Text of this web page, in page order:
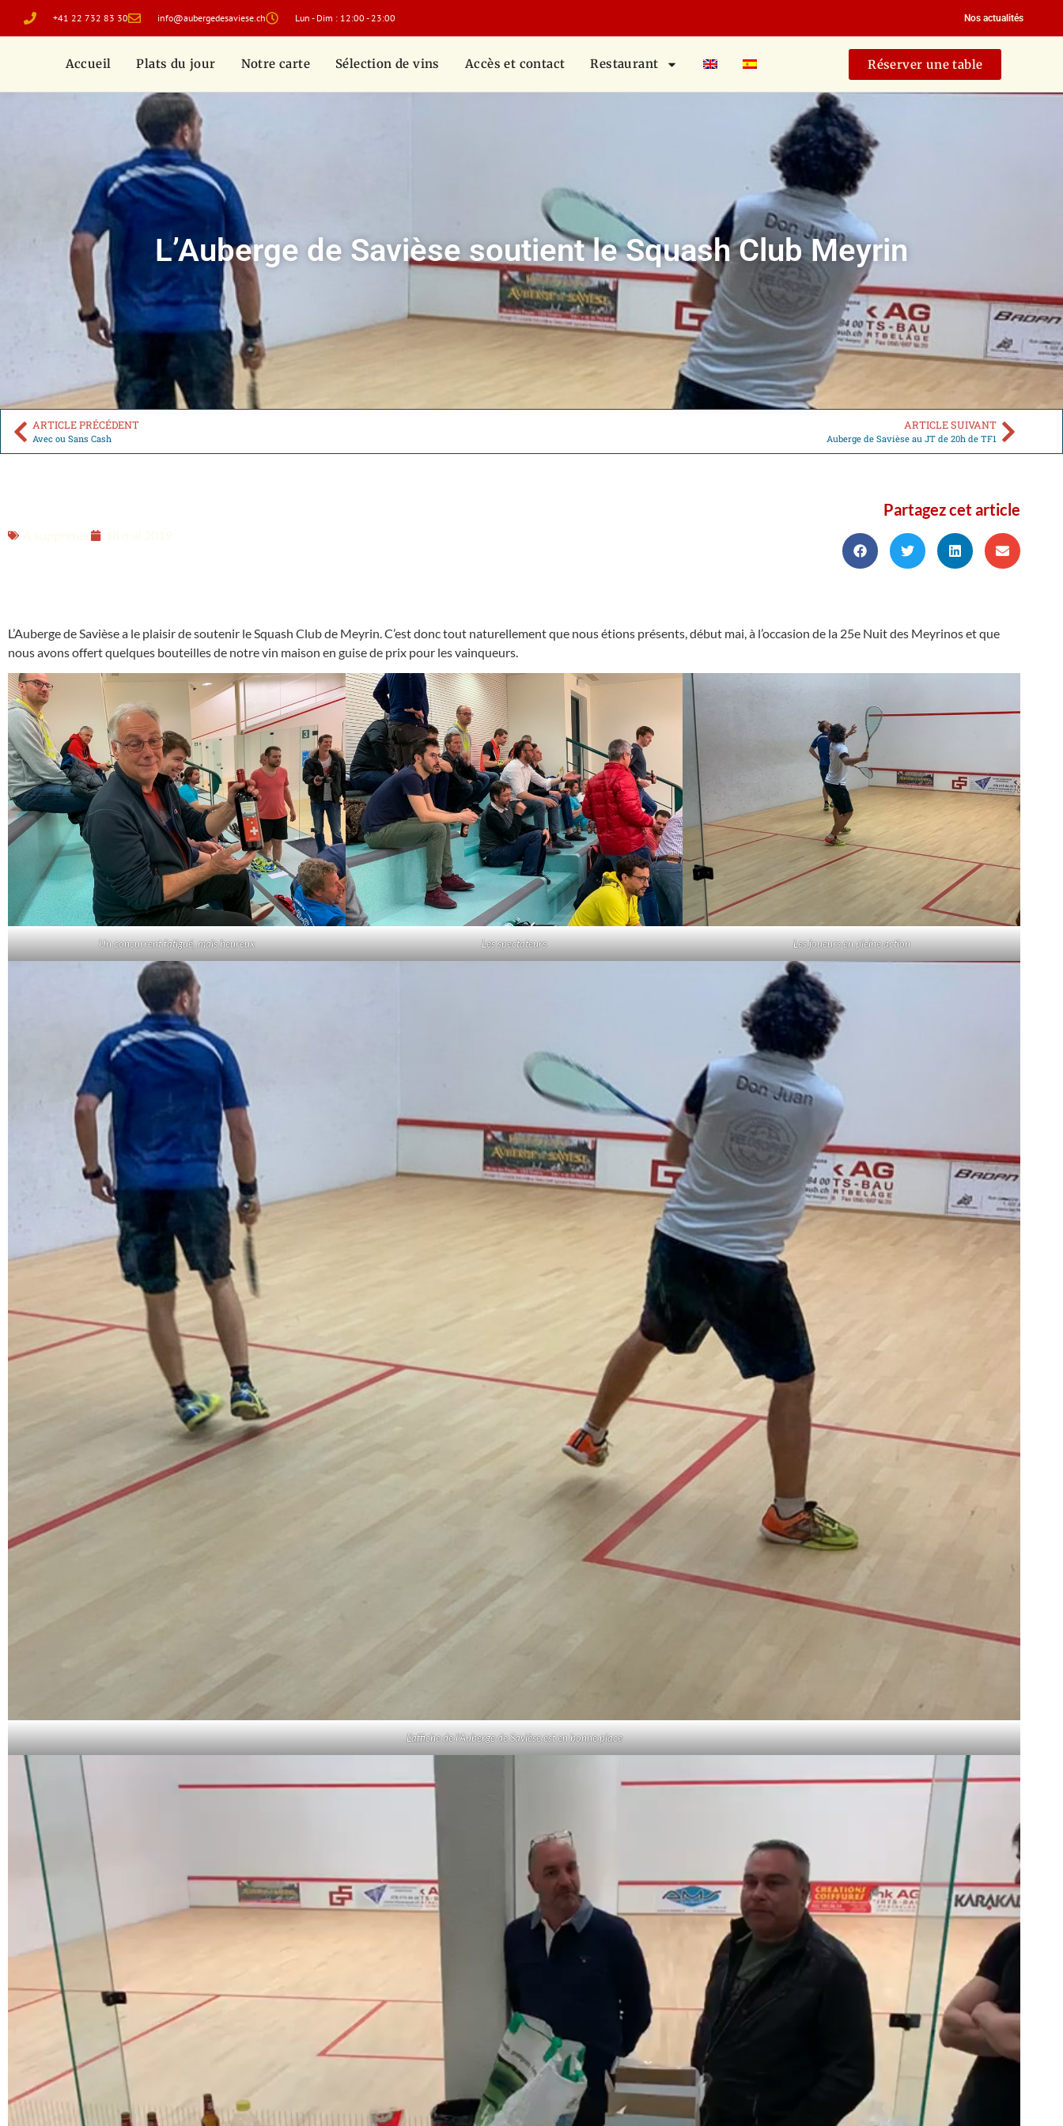
+41 22 732 83 30 info@aubergedesaviese.ch Lun - Dim : 12:00 - 23:00 Nos actualités
Accueil Plats du jour Notre carte Sélection de vins Accès et contact Restaurant Réserver une table
L’Auberge de Savièse soutient le Squash Club Meyrin
ARTICLE PRÉCÉDENT
Avec ou Sans Cash
ARTICLE SUIVANT
Auberge de Savièse au JT de 20h de TF1
Partagez cet article
L’Auberge de Savièse a le plaisir de soutenir le Squash Club de Meyrin. C’est donc tout naturellement que nous étions présents, début mai, à l’occasion de la 25e Nuit des Meyrinos et que
nous avons offert quelques bouteilles de notre vin maison en guise de prix pour les vainqueurs.
Un concurrent fatigué, mais heureux Les spectateurs Les joueurs en pleine action
L’affiche de l’Auberge de Savièse est en bonne place